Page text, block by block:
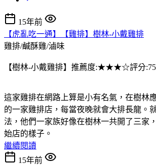
15年前
【虎亂吃一通】【雞排】樹林-小戴雞排
雞排/鹹酥雞/滷味
【樹林-小戴雞排】推薦度:★★★☆評分:75
這家雞排在網路上算是小有名氣，在樹林
的一家雞排店，每當夜晚就會大排長龍。
法，他們一家族好像在樹林一共開了三家
始店的樣子。
繼續閱讀
15年前